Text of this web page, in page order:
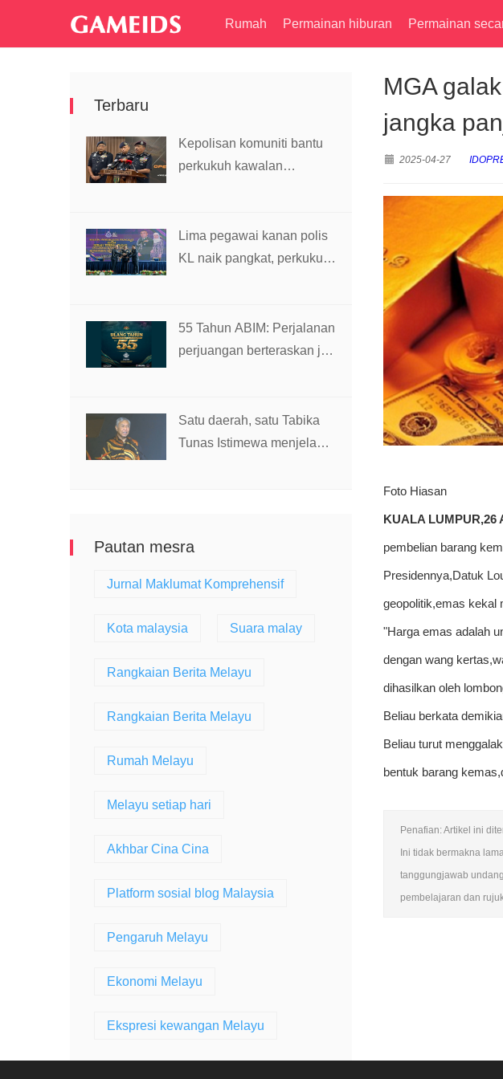
Rumah Permainan hiburan Permainan
Terbaru
Kepolisan komuniti bantu
perkukuh kawalan
Lima pegawai kanan polis
KL naik pangkat, perkukuh
55 Tahun ABIM: Perjalanan
perjuangan berteraskan jati
Satu daerah, satu Tabika
Tunas Istimewa menjelang
Pautan mesra
Jurnal Maklumat Komprehensif
Kota malaysia Suara malay
Rangkaian Berita Melayu
Rangkaian Berita Melayu
Rumah Melayu
Melayu setiap hari
Akhbar Cina Cina
Platform sosial blog Malaysia
Pengaruh Melayu
Ekonomi Melayu
Ekspresi kewangan Melayu
MGA
jangka
2025-04-27
Foto Hiasan
KUALA LUMPUR,26
pembelian barang
Presidennya,Datuk
geopolitik,emas kekal
"Harga emas adalah
dengan wang
dihasilkan oleh
Beliau berkata
Beliau turut
bentuk barang
Penafian: Artikel ini
Ini tidak bermakna
tanggungjawab
pembelajaran dan